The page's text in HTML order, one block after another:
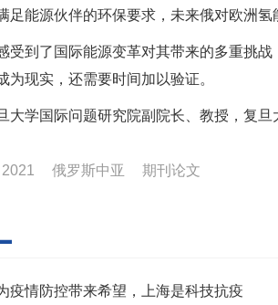
足能源伙伴的环保要求，未来俄对欧洲
受到了国际能源变革对其带来的多重挑
为现实，还需要时间加以验证。
大学国际问题研究院副院长、教授，复
2021 俄罗斯中亚 期刊论文
疫情防控带来希望，上海是科技抗疫